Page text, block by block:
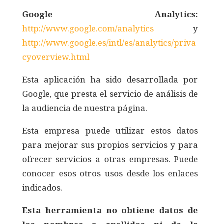
Google Analytics:
http://www.google.com/analyticsy
http://www.google.es/intl/es/analytics/priva
cyoverview.html
Esta aplicación ha sido desarrollada por
Google, que presta el servicio de análisis de
la audiencia de nuestra página.
Esta empresa puede utilizar estos datos
para mejorar sus propios servicios y para
ofrecer servicios a otras empresas. Puede
conocer esos otros usos desde los enlaces
indicados.
Esta herramienta no obtiene datos de